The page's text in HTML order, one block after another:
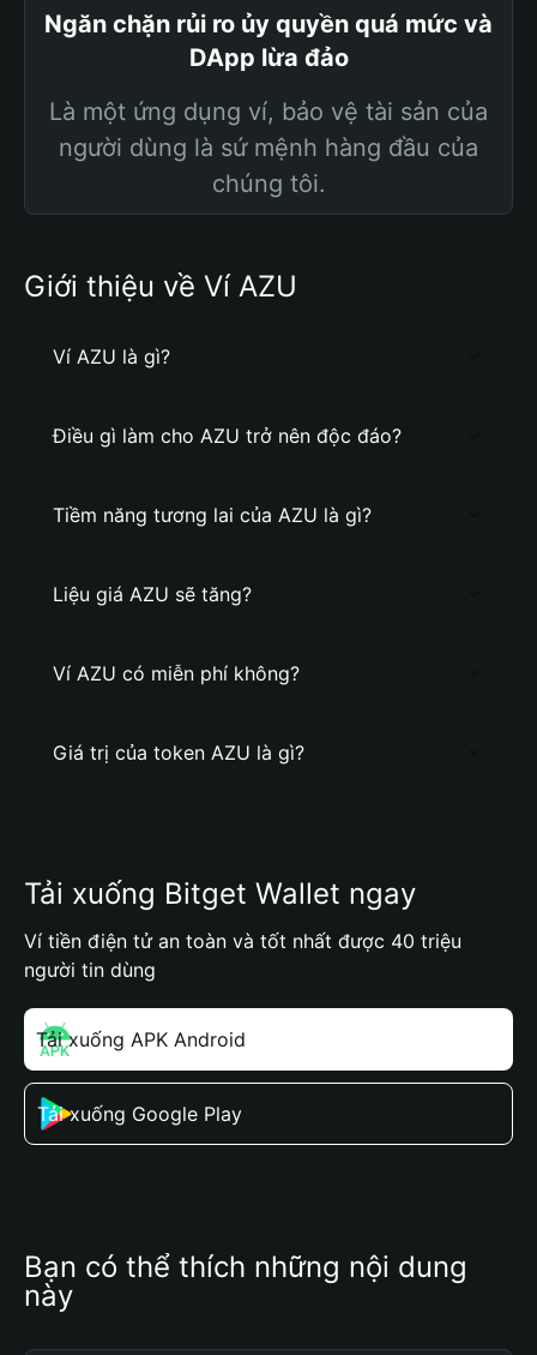
Ngăn chặn rủi ro ủy quyền quá mức và
DApp lừa đảo
Là một ứng dụng ví, bảo vệ tài sản của
người dùng là sứ mệnh hàng đầu của
chúng tôi.
Giới thiệu về Ví AZU
Ví AZU là gì?
Điều gì làm cho AZU trở nên độc đáo?
Tiềm năng tương lai của AZU là gì?
Liệu giá AZU sẽ tăng?
Ví AZU có miễn phí không?
Giá trị của token AZU là gì?
Tải xuống Bitget Wallet ngay
Ví tiền điện tử an toàn và tốt nhất được 40 triệu
người tin dùng
Tải xuống APK Android
Tải xuống Google Play
Bạn có thể thích những nội dung
này